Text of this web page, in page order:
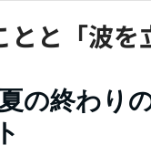
とと「波
の終わり